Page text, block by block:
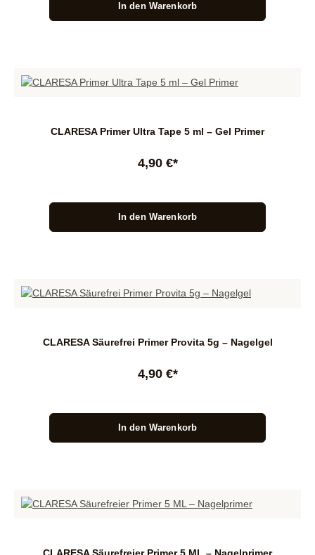
In den Warenkorb
CLARESA Primer Ultra Tape 5 ml – Gel Primer
4,90 €*
In den Warenkorb
CLARESA Säurefrei Primer Provita 5g – Nagelgel
4,90 €*
In den Warenkorb
CLARESA Säurefreier Primer 5 ML – Nagelprimer